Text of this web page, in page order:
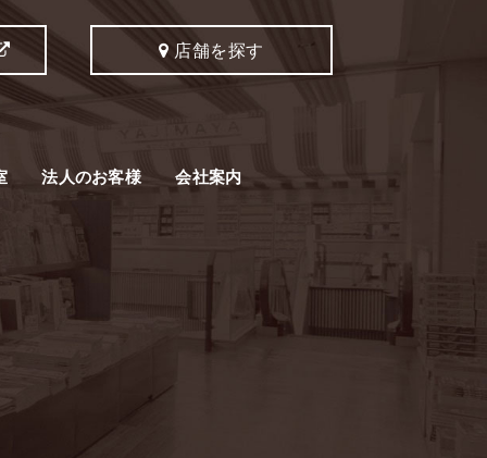
店舗を探す
法人のお客様 会社案内